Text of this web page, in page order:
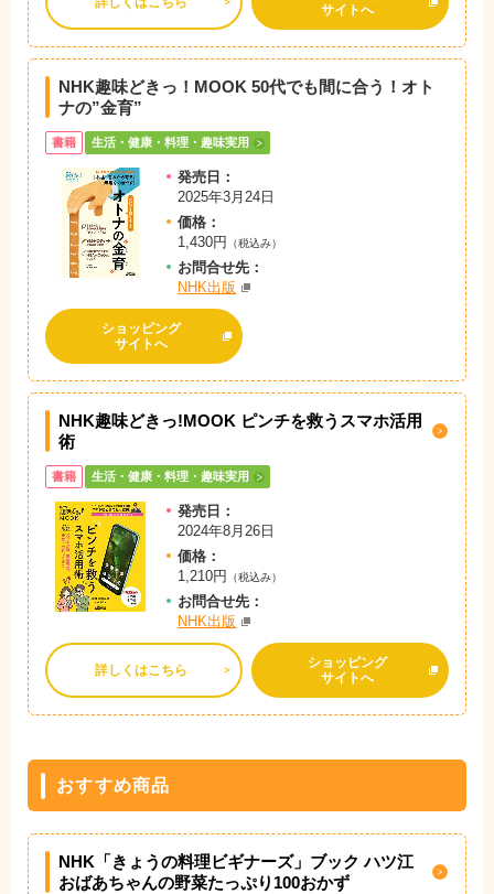
サイトへ
NHK趣味どきっ！MOOK 50代でも間に合う！オト
ナの”金育”
書籍 生活・健康・料理・趣味実用
発売日：
2025年3月24日
価格：
1,430円
（税込み）
お問合せ先：
NHK出版
ショッピング
サイトへ
NHK趣味どきっ!MOOK ピンチを救うスマホ活用
術
書籍 生活・健康・料理・趣味実用
発売日：
2024年8月26日
価格：
1,210円
（税込み）
お問合せ先：
NHK出版
詳しくはこちら
ショッピング
サイトへ
おすすめ商品
NHK「きょうの料理ビギナーズ」ブック ハツ江
おばあちゃんの野菜たっぷり100おかず